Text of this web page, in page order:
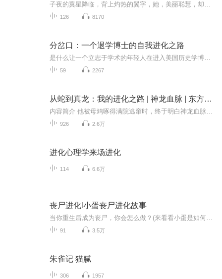
126 8170
分岔口：一个退学博士的自我进化之路
59 2267
从蛇到真龙：我的进化之路 | 神龙血脉 | 东方玄幻 | 进化
926 2.6万
进化心理学来场进化
114 6.6万
丧尸进化l小蛋丧尸进化故事
91 3.5万
朱雀记 猫腻
306 1957